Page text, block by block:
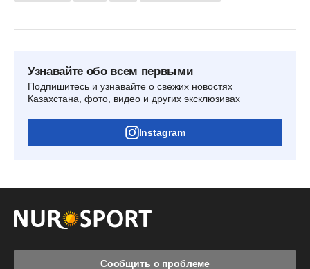
Узнавайте обо всем первыми
Подпишитесь и узнавайте о свежих новостях
Казахстана, фото, видео и других эксклюзивах
Instagram
Сообщить о проблеме